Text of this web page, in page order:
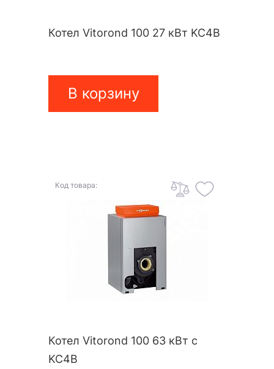
Котел Vitorond 100 27 кВт KC4B
В корзину
Код товара:
Котел Vitorond 100 63 кВт с
KC4B